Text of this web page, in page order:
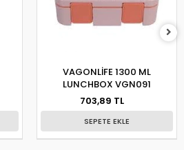
VAGONLİFE 1300 ML
LUNCHBOX VGN091
703,89 TL
SEPETE EKLE